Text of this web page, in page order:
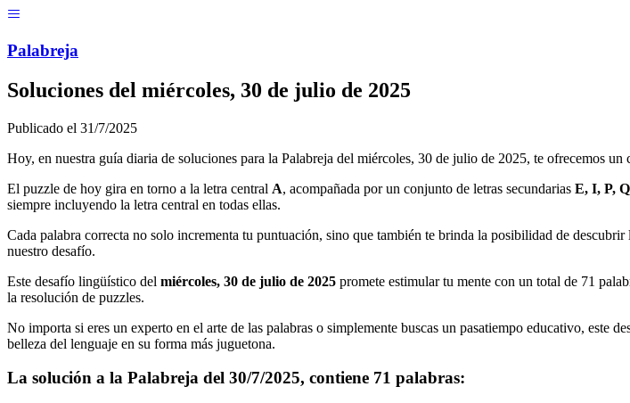
Palabreja
Soluciones del miércoles, 30 de julio de 2025
Publicado el 31/7/2025
Hoy, en nuestra guía diaria de soluciones para la Palabreja del miércoles, 30 de julio de 2025, te ofrecemos un
El puzzle de hoy gira en torno a la letra central A, acompañada por un conjunto de letras secundarias E, I, P,
siempre incluyendo la letra central en todas ellas.
Cada palabra correcta no solo incrementa tu puntuación, sino que también te brinda la posibilidad de descubrir
nuestro desafío.
Este desafío lingüístico del miércoles, 30 de julio de 2025 promete estimular tu mente con un total de 71
la resolución de puzzles.
No importa si eres un experto en el arte de las palabras o simplemente buscas un pasatiempo educativo, este
belleza del lenguaje en su forma más juguetona.
La solución a la Palabreja del 30/7/2025, contiene 71 palabras: